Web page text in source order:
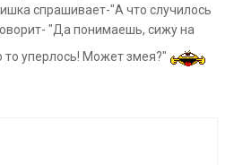
спрашивает-"А что случилось
"Да понимаешь, сижу на
то уперлось! Может змея?"